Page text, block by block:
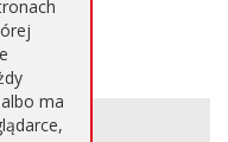
ma